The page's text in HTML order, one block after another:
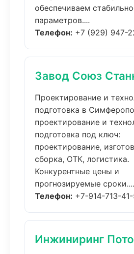
обеспечиваем
параметров....
Телефон: +7 (929) 947-
Завод Союз
Проектирование и
подготовка в
проектирование и
подготовка под ключ:
проектирование,
сборка, ОТК, логистика.
Конкурентные цены и
прогнозируемые сроки....
Телефон: +7-914-713-
Инжиниринг